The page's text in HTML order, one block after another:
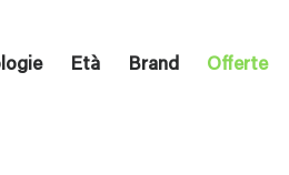
Età Brand Offerte